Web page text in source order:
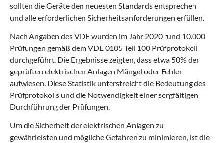
sollten die Geräte den neuesten Standards entsprechen
und alle erforderlichen Sicherheitsanforderungen erfüllen.
Nach Angaben des VDE wurden im Jahr 2020 rund 10.000
Prüfungen gemäß dem VDE 0105 Teil 100 Prüfprotokoll
durchgeführt. Die Ergebnisse zeigten, dass etwa 50% der
geprüften elektrischen Anlagen Mängel oder Fehler
aufwiesen. Diese Statistik unterstreicht die Bedeutung des
Prüfprotokolls und die Notwendigkeit einer sorgfältigen
Durchführung der Prüfungen.
Um die Sicherheit der elektrischen Anlagen zu
gewährleisten und mögliche Gefahren zu minimieren, ist die